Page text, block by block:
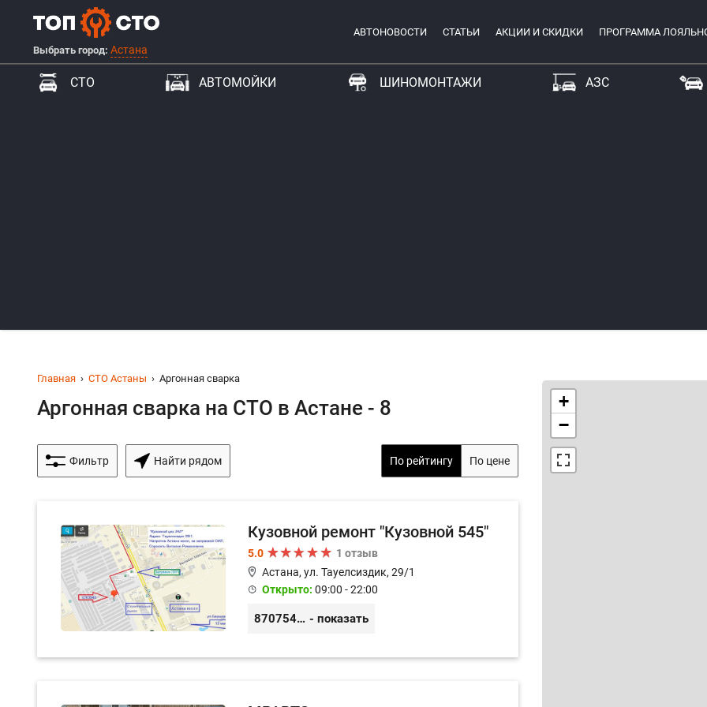
Выбрать город: Астана
АВТОНОВОСТИ СТАТЬИ АКЦИИ И СКИДКИ ПРОГРАММА
СТО АВТОМОЙКИ ШИНОМОНТАЖИ АЗС
Главная СТО Астаны Аргонная сварка
Аргонная сварка на СТО в Астане - 8
Фильтр Найти рядом По рейтингу По цене
Кузовной ремонт "Кузовной 545"
5.0
1 отзыв
Астана, ул. Тауелсиздик, 29/1
Открыто: 09:00 - 22:00
87075457500 - показать
+
−